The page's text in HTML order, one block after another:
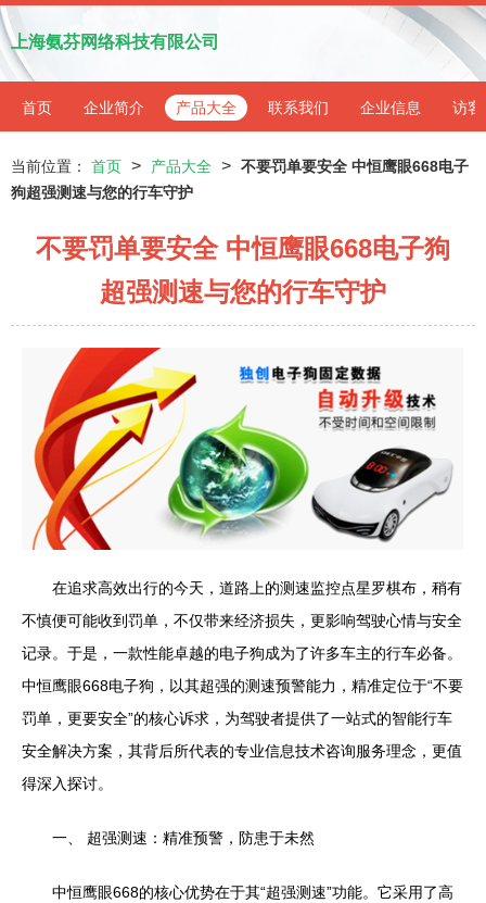
上海氨芬网络科技有限公司
首页 企业简介 产品大全 联系我们 企业信息 访客
当前位置： 首页 > 产品大全 > 不要罚单要安全 中恒鹰眼668电子
狗超强测速与您的行车守护
不要罚单要安全 中恒鹰眼668电子狗
超强测速与您的行车守护
在追求高效出行的今天，道路上的测速监控点星罗棋布，稍有
不慎便可能收到罚单，不仅带来经济损失，更影响驾驶心情与安全
记录。于是，一款性能卓越的电子狗成为了许多车主的行车必备。
中恒鹰眼668电子狗，以其超强的测速预警能力，精准定位于“不要
罚单，更要安全”的核心诉求，为驾驶者提供了一站式的智能行车
安全解决方案，其背后所代表的专业信息技术咨询服务理念，更值
得深入探讨。
一、 超强测速：精准预警，防患于未然
中恒鹰眼668的核心优势在于其“超强测速”功能。它采用了高